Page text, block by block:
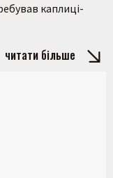
каплиці-
читати більше